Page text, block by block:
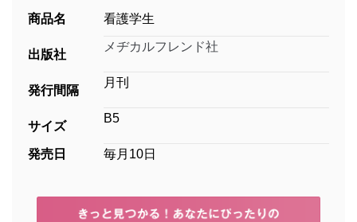
商品名 看護学生
出版社
メヂカルフレンド社
発行間隔
月刊
サイズ
B5
発売日 毎月10日